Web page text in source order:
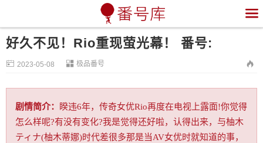

好久不见！Rio重现萤光幕！ 番号:
 2023-05-08  极品番号 
剧情简介：
睽违6年，传奇女优Rio再度在电视上露面!你觉得
怎么样呢?有没有变化?我是觉得还好啦，认得出来，与柚木
ティナ(柚木蒂娜)时代差很多那是当AV女优时就知道的事，